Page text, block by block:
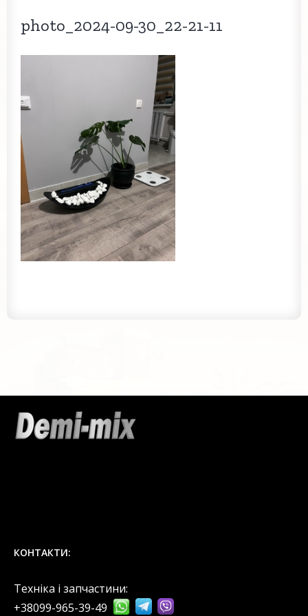
photo_2024-09-30_22-21-11
КОНТАКТИ:
Техніка і запчастини:
+38099-965-39-49